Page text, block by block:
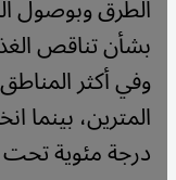
الطرق وبوصول
بشأن تناقص
وفي أكثر
درجة مئوية